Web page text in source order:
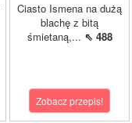
Ciasto Ismena na dużą
blachę z bitą
śmietaną,... ⇖ 488
Zobacz przepis!